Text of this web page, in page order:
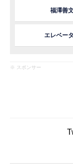
福澤善
エレベー
※ スポンサー